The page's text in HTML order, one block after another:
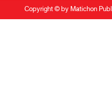
Copyright © by Matichon